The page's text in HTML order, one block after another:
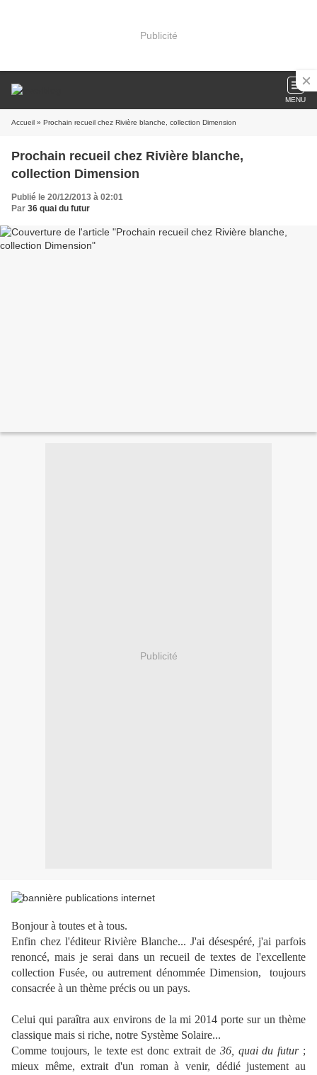
Publicité
MENU
Accueil » Prochain recueil chez Rivière blanche, collection Dimension
Prochain recueil chez Rivière blanche,
collection Dimension
Publié le 20/12/2013 à 02:01
Par 36 quai du futur
Publicité
Bonjour à toutes et à tous.
Enfin chez l'éditeur Rivière Blanche... J'ai désespéré, j'ai parfois
renoncé, mais je serai dans un recueil de textes de l'excellente
collection Fusée, ou autrement dénommée Dimension, toujours
consacrée à un thème précis ou un pays.
Celui qui paraîtra aux environs de la mi 2014 porte sur un thème
classique mais si riche, notre Système Solaire...
Comme toujours, le texte est donc extrait de 36, quai du futur;
mieux même, extrait d'un roman à venir, dédié justement au